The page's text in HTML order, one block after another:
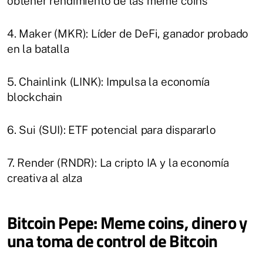
4. Maker (MKR): Líder de DeFi, ganador probado
en la batalla
5. Chainlink (LINK): Impulsa la economía
blockchain
6. Sui (SUI): ETF potencial para dispararlo
7. Render (RNDR): La cripto IA y la economía
creativa al alza
Bitcoin Pepe: Meme coins, dinero y
una toma de control de Bitcoin